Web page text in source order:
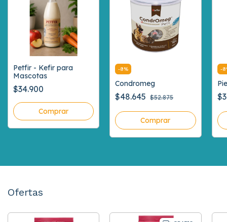
Petfir - Kefir para
Mascotas
$34.900
-8%
Condromeg
$48.645 $52.875
Comprar
-8
Ofertas